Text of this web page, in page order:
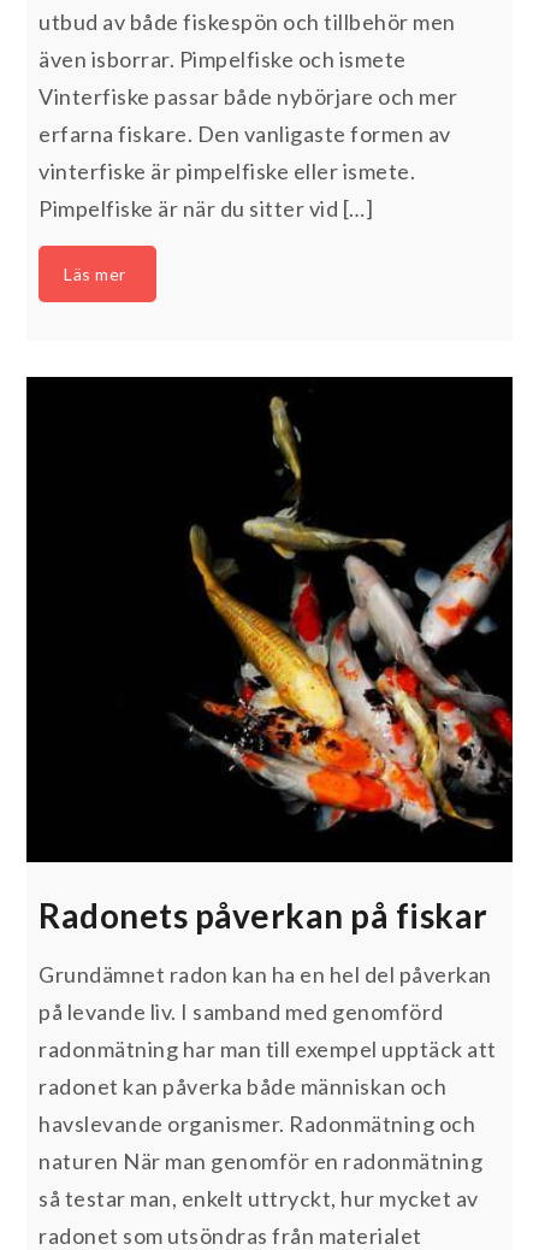
utbud av både fiskespön och tillbehör men
även isborrar. Pimpelfiske och ismete
Vinterfiske passar både nybörjare och mer
erfarna fiskare. Den vanligaste formen av
vinterfiske är pimpelfiske eller ismete.
Pimpelfiske är när du sitter vid […]
Radonets påverkan på fiskar
Grundämnet radon kan ha en hel del påverkan
på levande liv. I samband med genomförd
radonmätning har man till exempel upptäck att
radonet kan påverka både människan och
havslevande organismer. Radonmätning och
naturen När man genomför en radonmätning
så testar man, enkelt uttryckt, hur mycket av
radonet som utsöndras från materialet